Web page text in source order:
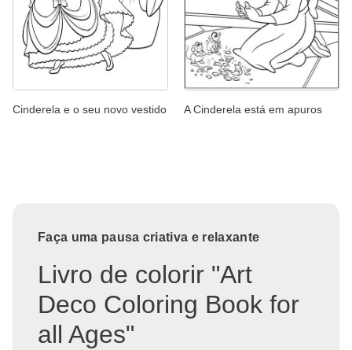
Cinderela e o seu novo vestido A Cinderela está em apuros
Faça uma pausa criativa e relaxante
Livro de colorir "Art
Deco Coloring Book for
all Ages"